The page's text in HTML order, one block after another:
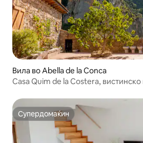
Вила во Abella de la Conca
Casa Quim de la Costera,
Супердомаќин
Супердомаќин